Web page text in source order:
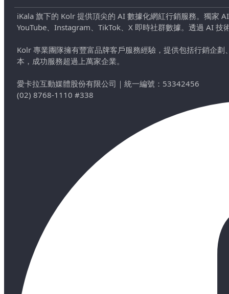
iKala 旗下的 Kolr 提供頂尖的 AI 數據化網紅行銷服務。獨家
YouTube、Instagram、TikTok、X 即時社群數據。透過 AI
Kolr 專業團隊擁有豐富品牌客戶服務經驗，提供包括行銷企
本，成功服務超過上萬家企業。
愛卡拉互動媒體股份有限公司 ｜ 統一編號：53342456
(02) 8768-1110 #338